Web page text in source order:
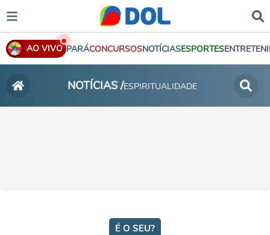
AO VIVO PARÁCONCURSOSNOTÍCIASESPORTES
NOTÍCIAS /ESPIRITUALIDADE
É O SEU?